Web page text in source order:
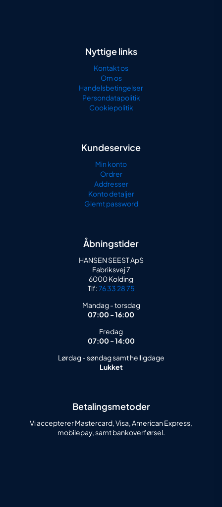
Nyttige links
Kontakt os
Om os
Handelsbetingelser
Persondatapolitik
Cookiepolitik
Kundeservice
Min konto
Ordrer
Addresser
Konto detaljer
Glemt password
Åbningstider
HANSEN SEEST ApS
Fabriksvej 7
6000 Kolding
Tlf:76 33 28 75
Mandag - torsdag
07:00 - 16:00
Fredag
07:00 - 14:00
Lørdag - søndag samt helligdage
Lukket
Betalingsmetoder
Vi accepterer Mastercard, Visa, American Express,
mobilepay, samt bankoverførsel.